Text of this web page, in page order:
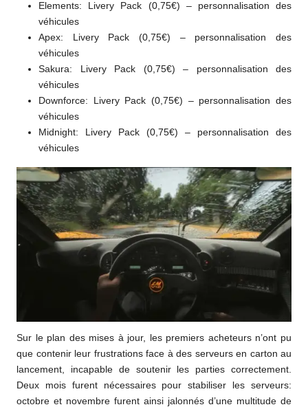
Elements: Livery Pack (0,75€) – personnalisation des
véhicules
Apex: Livery Pack (0,75€) – personnalisation des
véhicules
Sakura: Livery Pack (0,75€) – personnalisation des
véhicules
Downforce: Livery Pack (0,75€) – personnalisation des
véhicules
Midnight: Livery Pack (0,75€) – personnalisation des
véhicules
Sur le plan des mises à jour, les premiers acheteurs n’ont pu
que contenir leur frustrations face à des serveurs en carton au
lancement, incapable de soutenir les parties correctement.
Deux mois furent nécessaires pour stabiliser les serveurs:
octobre et novembre furent ainsi jalonnés d’une multitude de